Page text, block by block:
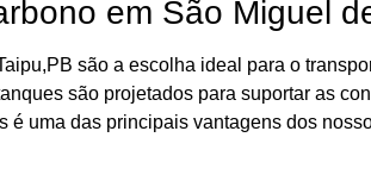
em São Miguel
são a escolha ideal para o
são projetados para suportar as
uma das principais vantagens dos